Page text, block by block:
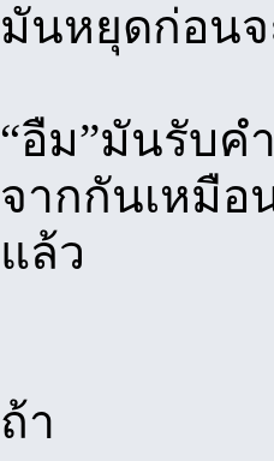
มันหยุดก่อน
“อืม”มันรับค
จากกันเหมือ
แล้ว
ถ้า